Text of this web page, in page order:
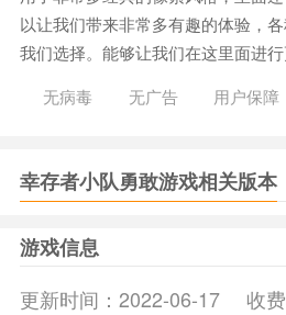
以让我们带来非常多有趣的体验，
我们选择。能够让我们在这里面进行
《幸存者小队勇敢》游戏优势：
3.他能够给我们带来非常多精彩刺激
《幸存者小队勇敢》游戏亮点：
1.在这里面有非常多的东西，我们可
2.随时就有可能有危险，我们要随时
3.里面有非常多惊险刺激的游戏，可
无病毒 无广告 用户保障
幸存者小队勇敢游戏相关版本
游戏信息
更新时间： 2022-06-17 收